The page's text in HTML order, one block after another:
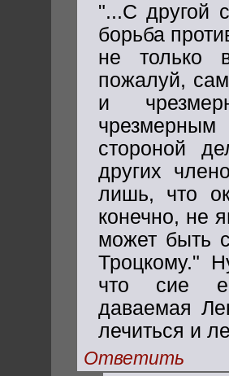
"...С другой
борьба
не только
пожалуй,
и
стороной
других
лишь, что
конечно, не
может быть
Троцкому."
что сие
даваемая
лечиться и
Ответить